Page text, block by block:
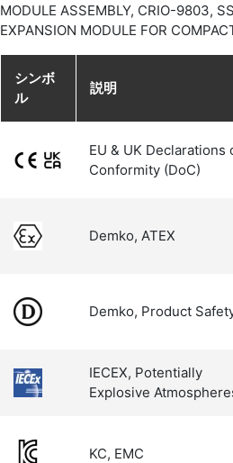
MODULE ASSEMBLY, CRIO-9803,
EXPANSION MODULE FOR
シンボ
ル
説明
EU & UK Declarations
Conformity (DoC)
Demko, ATEX
Demko, Product
IECEX, Potentially
Explosive
KC, EMC